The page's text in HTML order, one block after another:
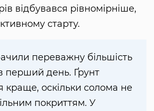
відбувався рівномірніше,
старту.
переважну більшість
перший день. Ґрунт
краще, оскільки солома не
покриттям. У